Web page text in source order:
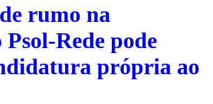
rumo na
Psol-Rede pode
própria ao